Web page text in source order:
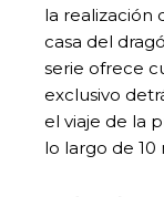
la realización
casa del
serie ofrece
exclusivo
el viaje de la
lo largo de 10